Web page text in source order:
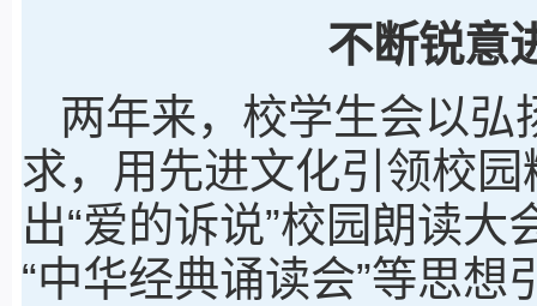
不断锐意
两年来，校学生会以
求，用先进文化引领校
出“爱的诉说”校园朗读大
“中华经典诵读会”等思